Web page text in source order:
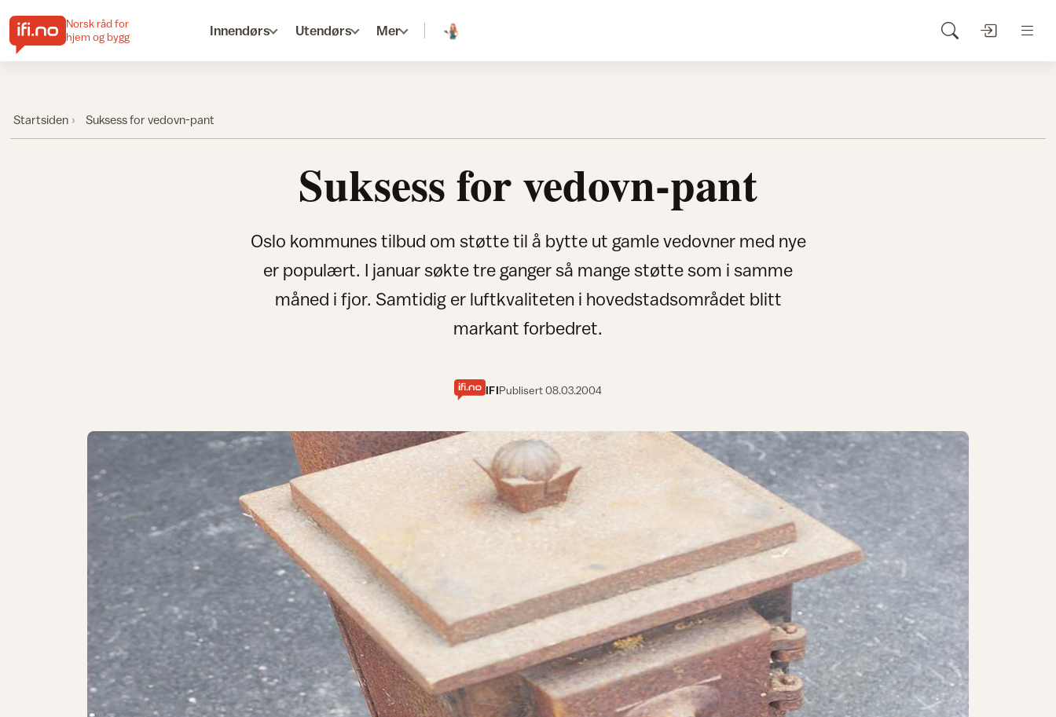
Norsk råd for
hjem og bygg
Innendørs Utendørs Mer
Startsiden Suksess for vedovn-pant
Suksess for vedovn-pant
Oslo kommunes tilbud om støtte til å bytte ut gamle vedovner med nye
er populært. I januar søkte tre ganger så mange støtte som i samme
måned i fjor. Samtidig er luftkvaliteten i hovedstadsområdet blitt
markant forbedret.
IFIPublisert08.03.2004